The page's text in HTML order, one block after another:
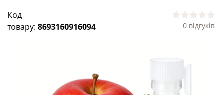
Код
товару: 8693160916094 0 відгуків